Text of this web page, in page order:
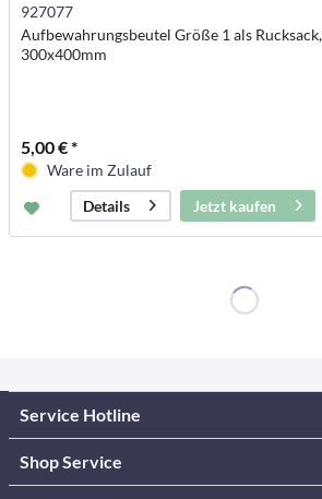
927077
Aufbewahrungsbeutel Größe 1 als
300x400mm
5,00 € *
Ware im Zulauf
Details
Jetzt kaufen
Service Hotline
Shop Service